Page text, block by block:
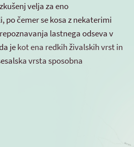
velja za eno
po čemer se kosa z nekaterimi
lastnega odseva v
je kot ena redkih živalskih vrst in
vrsta sposobna